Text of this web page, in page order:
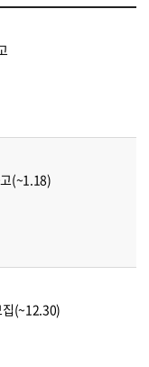
(~1.18)
집(~12.30)